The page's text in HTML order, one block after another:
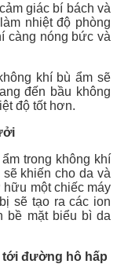
giác bí bách và
nhiệt độ phòng
càng nóng bức và
khí bù ẩm sẽ
đến bầu không
độ tốt hơn.
trong không khí
khiến cho da và
một chiếc máy
sẽ tạo ra các ion
bề mặt biểu bì da
tới đường hô hấp